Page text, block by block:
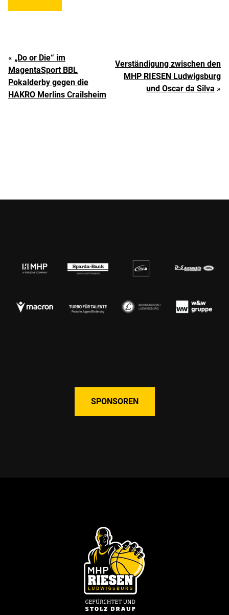
« „Do or Die“ im
MagentaSport BBL
Pokalderby gegen die
HAKRO Merlins Crailsheim
Verständigung zwischen den
MHP RIESEN Ludwigsburg
und Oscar da Silva »
SPONSOREN